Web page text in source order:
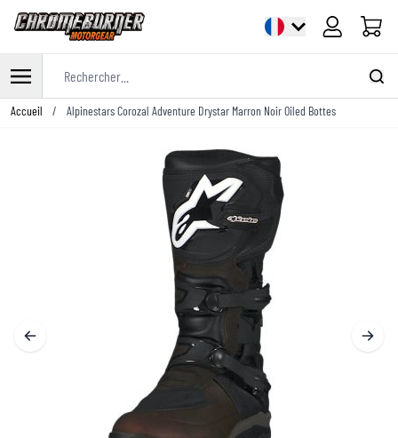
Panier
Allez au contenu
Accueil / Alpinestars Corozal Adventure Drystar Marron Noir Oiled Bottes